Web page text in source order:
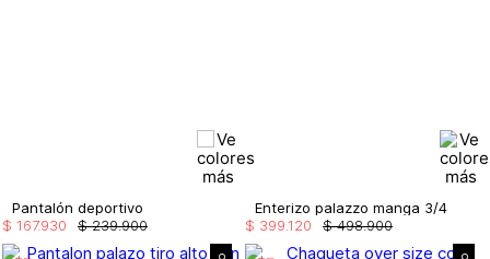
Pantalón deportivo
$ 239.900
$ 167.930
Enterizo palazzo manga 3/4
$ 498.900
$ 399.120